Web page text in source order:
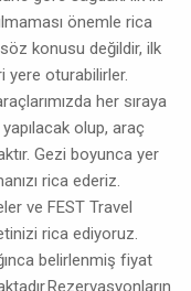
önemle rica
konusu değildir, ilk
yere oturabilirler.
her sıraya
olup, araç
Gezi boyunca yer
rica ederiz.
ve FEST Travel
rica ediyoruz.
belirlenmiş fiyat